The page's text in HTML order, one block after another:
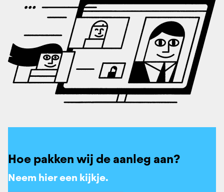
Hoe pakken wij de aanleg aan?
Neem hier een kijkje.